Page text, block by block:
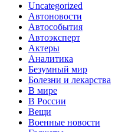
Uncategorized
Автоновости
Автособытия
Автоэксперт
Актеры
Аналитика
Безумный мир
Болезни и лекарства
В мире
В России
Вещи
Военные новости